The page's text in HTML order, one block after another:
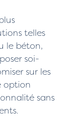
telles
le béton,
soi-
sur les
option
sans